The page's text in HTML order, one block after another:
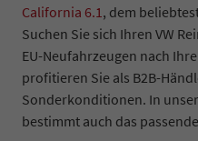
California 6.1 , dem
Suchen Sie sich Ihren VW
EU-Neufahrzeugen nach
profitieren Sie als B2B-
Sonderkonditionen. In
bestimmt auch das